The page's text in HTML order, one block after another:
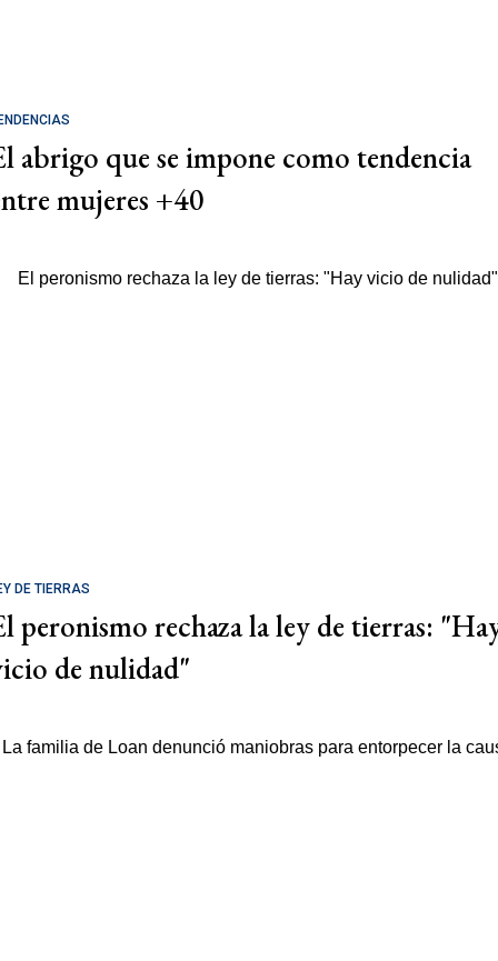
abrigo que se impone como tendencia
mujeres +40
DE TIERRAS
peronismo rechaza la ley de tierras:
de nulidad"